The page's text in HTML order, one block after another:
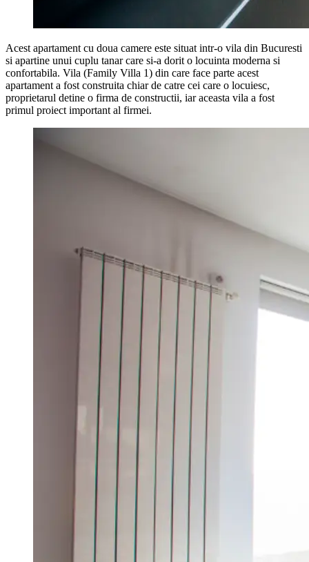
Acest apartament cu doua camere este situat intr-o vila din Bucuresti
si apartine unui cuplu tanar care si-a dorit o locuinta moderna si
confortabila. Vila (Family Villa 1) din care face parte acest
apartament a fost construita chiar de catre cei care o locuiesc,
proprietarul detine o firma de constructii, iar aceasta vila a fost
primul proiect important al firmei.